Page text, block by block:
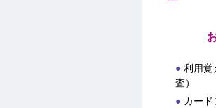
利用覚
査）
カード